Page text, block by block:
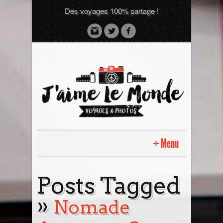
Des voyages 100% partage !
Menu
Accueil
Sri Lanka avec moi
Posts Tagged
» Nomade